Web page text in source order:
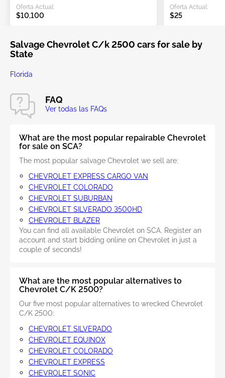
Oferta Actual:
$10,100
Oferta Actual:
$25
Salvage Chevrolet C/k 2500 cars for sale by
State
Florida
FAQ
Ver todas las FAQs
What are the most popular repairable Chevrolet
for sale on SCA?
The most popular salvage Chevrolet we sell are:
CHEVROLET EXPRESS CARGO VAN
CHEVROLET COLORADO
CHEVROLET SUBURBAN
CHEVROLET SILVERADO 3500HD
CHEVROLET BLAZER
You can find all available Chevrolet on SCA. Register an
account and start bidding online on Chevrolet in just a
couple of seconds!
What are the most popular alternatives to
Chevrolet C/K 2500?
Our five most popular alternatives to wrecked Chevrolet
C/K 2500:
CHEVROLET SILVERADO
CHEVROLET EQUINOX
CHEVROLET COLORADO
CHEVROLET EXPRESS
CHEVROLET SONIC